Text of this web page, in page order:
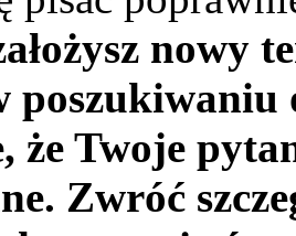
nowy
poszukiwaniu
że Twoje
Zwróć